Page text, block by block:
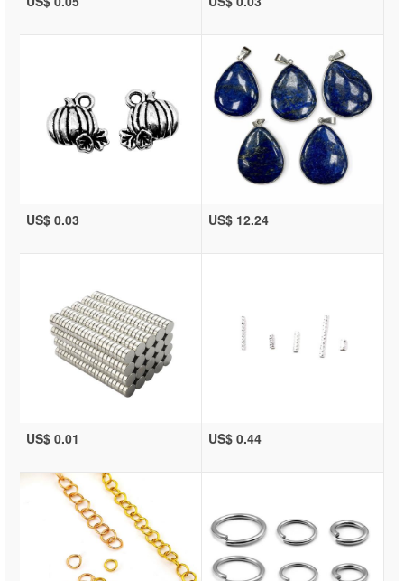
US$ 0.03 US$ 12.24
US$ 0.01 US$ 0.44